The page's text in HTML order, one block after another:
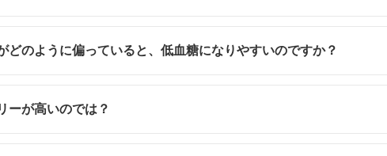
のように偏っていると、低血糖になりやすいのですか？
が高いのでは？